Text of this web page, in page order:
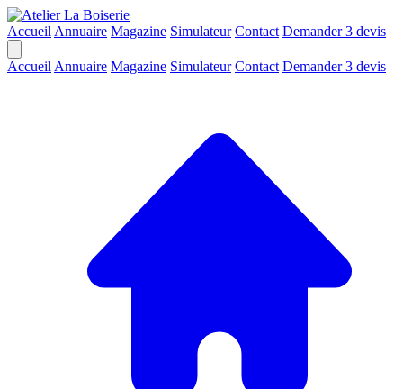
Accueil Annuaire Magazine Simulateur Contact Demander 3 devis
Accueil Annuaire Magazine Simulateur Contact Demander 3 devis